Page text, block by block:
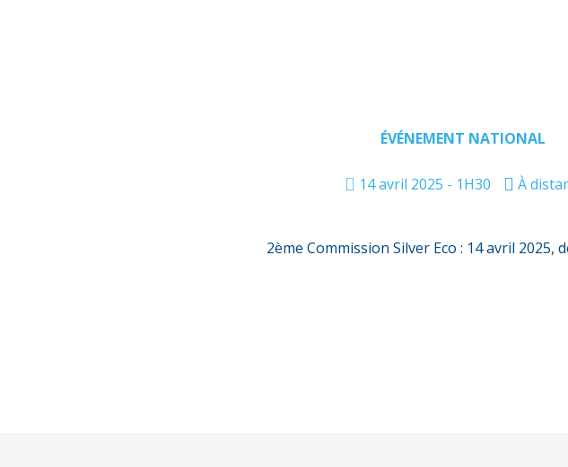
ÉVÉNEMENT NATIONAL
14 avril 2025 - 1H30 À
2ème Commission Silver Eco : 14 avril 2025,